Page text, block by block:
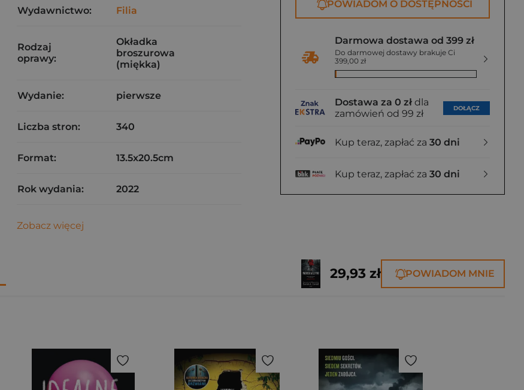
POWIADOM O DOSTĘPNOŚCI
Darmowa dostawa od 399 zł
Do darmowej dostawy brakuje Ci
399,00 zł
Dostawa za 0 zł dla
zamówień od 99 zł
DOŁĄCZ
Kup teraz, zapłać za 30 dni
Kup teraz, zapłać za 30 dni
Wydawnictwo: Filia
Rodzaj
oprawy:
Okładka
broszurowa
(miękka)
Wydanie: pierwsze
Liczba stron: 340
Format: 13.5x20.5cm
Rok wydania: 2022
Zobacz więcej
29,93 zł POWIADOM MNIE